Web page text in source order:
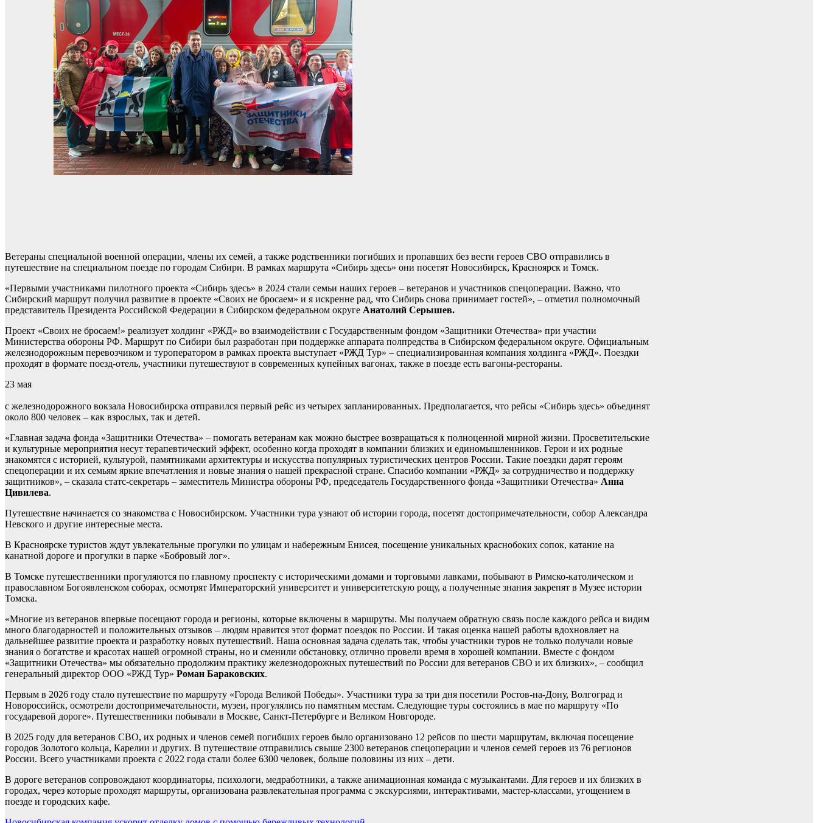
Ветераны специальной военной операции, члены их семей, а также родственники погибших и пропавших без вести героев СВО отправились в
путешествие на специальном поезде по городам Сибири. В рамках маршрута «Сибирь здесь» они посетят Новосибирск, Красноярск и Томск.
«Первыми участниками пилотного проекта «Сибирь здесь» в 2024 стали семьи наших героев – ветеранов и участников спецоперации. Важно, что
Сибирский маршрут получил развитие в проекте «Своих не бросаем» и я искренне рад, что Сибирь снова принимает гостей», – отметил полномочный
представитель Президента Российской Федерации в Сибирском федеральном округе Анатолий Серышев.
Проект «Своих не бросаем!» реализует холдинг «РЖД» во взаимодействии с Государственным фондом «Защитники Отечества» при участии
Министерства обороны РФ. Маршрут по Сибири был разработан при поддержке аппарата полпредства в Сибирском федеральном округе. Официальным
железнодорожным перевозчиком и туроператором в рамках проекта выступает «РЖД Тур» – специализированная компания холдинга «РЖД». Поездки
проходят в формате поезд-отель, участники путешествуют в современных купейных вагонах, также в поезде есть вагоны-рестораны.
23 мая
с железнодорожного вокзала Новосибирска отправился первый рейс из четырех запланированных. Предполагается, что рейсы «Сибирь здесь» объединят
около 800 человек – как взрослых, так и детей.
«Главная задача фонда «Защитники Отечества» – помогать ветеранам как можно быстрее возвращаться к полноценной мирной жизни. Просветительские
и культурные мероприятия несут терапевтический эффект, особенно когда проходят в компании близких и единомышленников. Герои и их родные
знакомятся с историей, культурой, памятниками архитектуры и искусства популярных туристических центров России. Такие поездки дарят героям
спецоперации и их семьям яркие впечатления и новые знания о нашей прекрасной стране. Спасибо компании «РЖД» за сотрудничество и поддержку
защитников», – сказала статс-секретарь – заместитель Министра обороны РФ, председатель Государственного фонда «Защитники Отечества» Анна
Цивилева.
Путешествие начинается со знакомства с Новосибирском. Участники тура узнают об истории города, посетят достопримечательности, собор Александра
Невского и другие интересные места.
В Красноярске туристов ждут увлекательные прогулки по улицам и набережным Енисея, посещение уникальных краснобоких сопок, катание на
канатной дороге и прогулки в парке «Бобровый лог».
В Томске путешественники прогуляются по главному проспекту с историческими домами и торговыми лавками, побывают в Римско-католическом и
православном Богоявленском соборах, осмотрят Императорский университет и университетскую рощу, а полученные знания закрепят в Музее истории
Томска.
«Многие из ветеранов впервые посещают города и регионы, которые включены в маршруты. Мы получаем обратную связь после каждого рейса и видим
много благодарностей и положительных отзывов – людям нравится этот формат поездок по России. И такая оценка нашей работы вдохновляет на
дальнейшее развитие проекта и разработку новых путешествий. Наша основная задача сделать так, чтобы участники туров не только получали новые
знания о богатстве и красотах нашей огромной страны, но и сменили обстановку, отлично провели время в хорошей компании. Вместе с фондом
«Защитники Отечества» мы обязательно продолжим практику железнодорожных путешествий по России для ветеранов СВО и их близких», – сообщил
генеральный директор ООО «РЖД Тур» Роман Бараковских.
Первым в 2026 году стало путешествие по маршруту «Города Великой Победы». Участники тура за три дня посетили Ростов-на-Дону, Волгоград и
Новороссийск, осмотрели достопримечательности, музеи, прогулялись по памятным местам. Следующие туры состоялись в мае по маршруту «По
государевой дороге». Путешественники побывали в Москве, Санкт-Петербурге и Великом Новгороде.
В 2025 году для ветеранов СВО, их родных и членов семей погибших героев было организовано 12 рейсов по шести маршрутам, включая посещение
городов Золотого кольца, Карелии и других. В путешествие отправились свыше 2300 ветеранов спецоперации и членов семей героев из 76 регионов
России. Всего участниками проекта с 2022 года стали более 6300 человек, больше половины из них – дети.
В дороге ветеранов сопровождают координаторы, психологи, медработники, а также анимационная команда с музыкантами. Для героев и их близких в
городах, через которые проходят маршруты, организована развлекательная программа с экскурсиями, интерактивами, мастер-классами, угощением в
поезде и городских кафе.